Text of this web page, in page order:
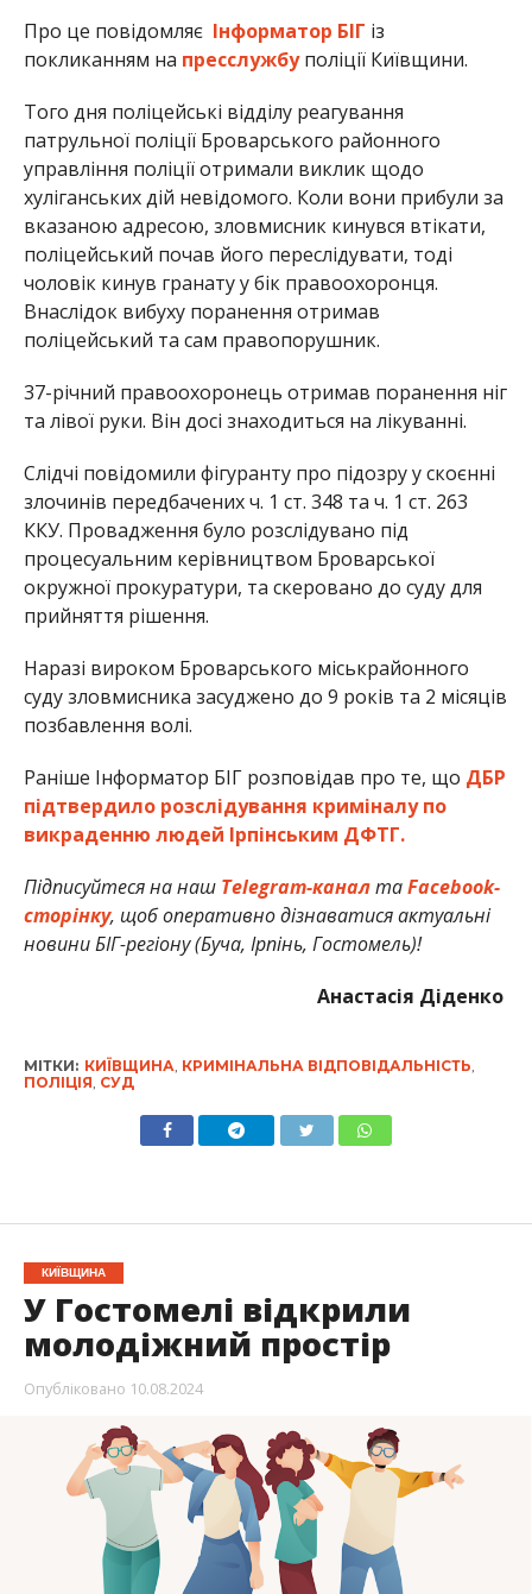
Про це повідомляє Інформатор БІГ із
покликанням на пресслужбуполіції Київщини.
Того дня поліцейські відділу реагування
патрульної поліції Броварського районного
управління поліції отримали виклик щодо
хуліганських дій невідомого. Коли вони прибули за
вказаною адресою, зловмисник кинувся втікати,
поліцейський почав його переслідувати, тоді
чоловік кинув гранату у бік правоохоронця.
Внаслідок вибуху поранення отримав
поліцейський та сам правопорушник.
37-річний правоохоронець отримав поранення ніг
та лівої руки. Він досі знаходиться на лікуванні.
Слідчі повідомили фігуранту про підозру у скоєнні
злочинів передбачених ч. 1 ст. 348 та ч. 1 ст. 263
ККУ. Провадження було розслідувано під
процесуальним керівництвом Броварської
окружної прокуратури, та скеровано до суду для
прийняття рішення.
Наразі вироком Броварського міськрайонного
суду зловмисника засуджено до 9 років та 2 місяців
позбавлення волі.
Раніше Інформатор БІГ розповідав про те, що ДБР
підтвердило розслідування криміналу по
викраденню людей Ірпінським ДФТГ.
Підписуйтеся на наш Telegram-канал таFacebook-
сторінку, щоб оперативно дізнаватися актуальні
новини БІГ-регіону (Буча, Ірпінь, Гостомель)!
Анастасія Діденко
МІТКИ: КИЇВЩИНА КРИМІНАЛЬНА ВІДПОВІДАЛЬНІСТЬ
ПОЛІЦІЯ СУД
КИЇВЩИНА
У Гостомелі відкрили
молодіжний простір
Опубліковано 10.08.2024